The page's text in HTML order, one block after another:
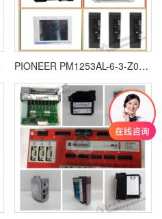
PIONEER PM1253AL-6-3-Z03欧美进口 全新原装 质保一年